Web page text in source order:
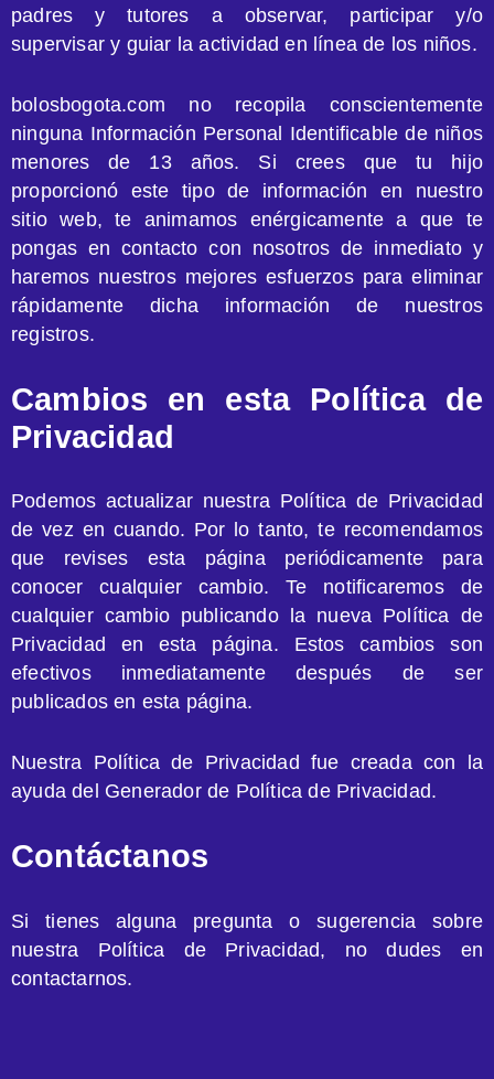
padres y tutores a observar, participar y/o
supervisar y guiar la actividad en línea de los niños.
bolosbogota.com no recopila conscientemente
ninguna Información Personal Identificable de niños
menores de 13 años. Si crees que tu hijo
proporcionó este tipo de información en nuestro
sitio web, te animamos enérgicamente a que te
pongas en contacto con nosotros de inmediato y
haremos nuestros mejores esfuerzos para eliminar
rápidamente dicha información de nuestros
registros.
Cambios en esta Política de
Privacidad
Podemos actualizar nuestra Política de Privacidad
de vez en cuando. Por lo tanto, te recomendamos
que revises esta página periódicamente para
conocer cualquier cambio. Te notificaremos de
cualquier cambio publicando la nueva Política de
Privacidad en esta página. Estos cambios son
efectivos inmediatamente después de ser
publicados en esta página.
Nuestra Política de Privacidad fue creada con la
ayuda del Generador de Política de Privacidad.
Contáctanos
Si tienes alguna pregunta o sugerencia sobre
nuestra Política de Privacidad, no dudes en
contactarnos.